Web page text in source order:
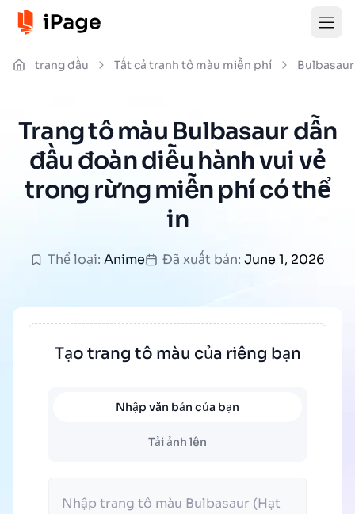
trang đầu Tất cả tranh tô màu miễn phí
Trang tô màu Bulbasaur dẫn
đầu đoàn diễu hành vui vẻ
trong rừng miễn phí có thể
in
Thể loại: Anime Đã xuất bản: June 1, 2026
Tạo trang tô màu của riêng bạn
Nhập văn bản của bạn
Tải ảnh lên